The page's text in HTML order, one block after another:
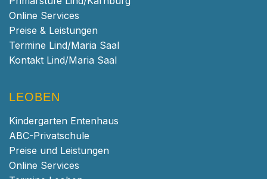
Online Services
Preise & Leistungen
Termine Lind/Maria Saal
Kontakt Lind/Maria Saal
LEOBEN
Kindergarten Entenhaus
ABC-Privatschule
Preise und Leistungen
Online Services